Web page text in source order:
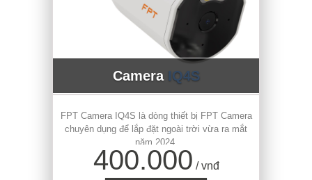
Camera IQ4S
FPT Camera IQ4S là dòng thiết bị FPT Camera
chuyên dụng để lắp đặt ngoài trời vừa ra mắt
năm 2024.
400.000 / vnđ